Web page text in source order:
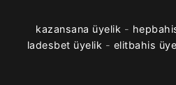
kazansana üyelik -
ladesbet üyelik - elitbahis